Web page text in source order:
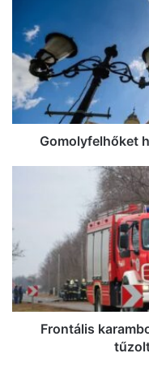
csütörtök
Kecskemétre
Gomolyfelhőket
hivatásos
tűzoltókat
riasztották
Frontális